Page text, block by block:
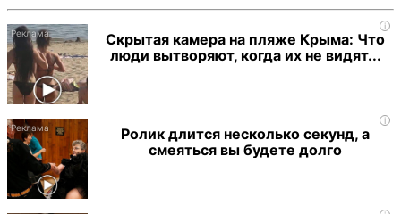
i
Скрытая камера на пляже Крыма: Что
люди вытворяют, когда их не видят...
i
Ролик длится несколько секунд, а
смеяться вы будете долго